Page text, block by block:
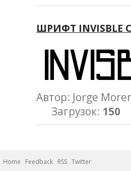
ШРИФТ INVISBLE
Автор: Jorge
Загрузок: 150
Home Feedback RSS Twitter